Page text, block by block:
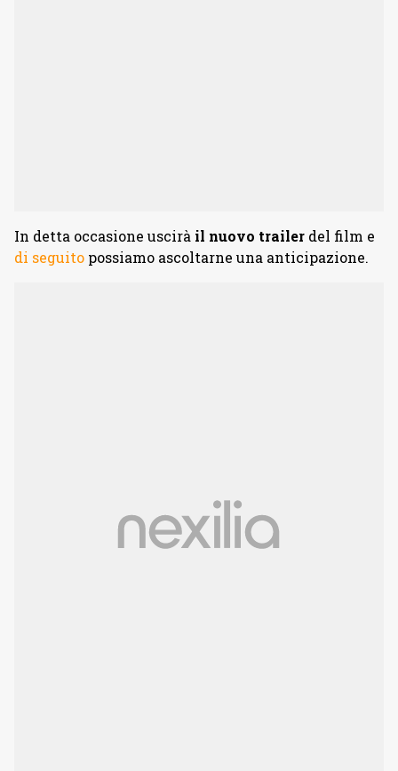
In detta occasione uscirà il nuovo trailer del film e
di seguito possiamo ascoltarne una anticipazione.